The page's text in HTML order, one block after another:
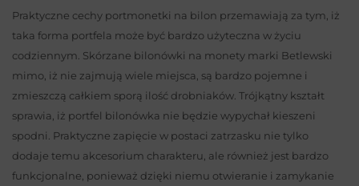
Praktyczne cechy portmonetki na bilon przemawiają za tym, iż
taka forma portfela może być bardzo użyteczna w życiu
codziennym. Skórzane bilonówki na monety marki Betlewski
mimo, iż nie zajmują wiele miejsca, są bardzo pojemne i
zmieszczą całkiem sporą ilość drobniaków. Trójkątny kształt
sprawia, iż portfel bilonówka nie będzie wypychał kieszeni
spodni. Praktyczne zapięcie w postaci zatrzasku nie tylko
dodaje temu akcesorium charakteru, ale również jest bardzo
funkcjonalne, ponieważ dzięki niemu otwieranie i zamykanie